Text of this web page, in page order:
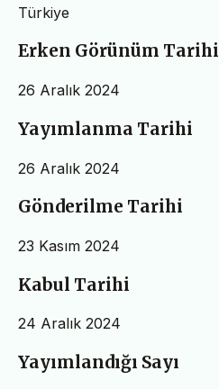
Türkiye
Erken Görünüm Tarihi
26 Aralık 2024
Yayımlanma Tarihi
26 Aralık 2024
Gönderilme Tarihi
23 Kasım 2024
Kabul Tarihi
24 Aralık 2024
Yayımlandığı Sayı